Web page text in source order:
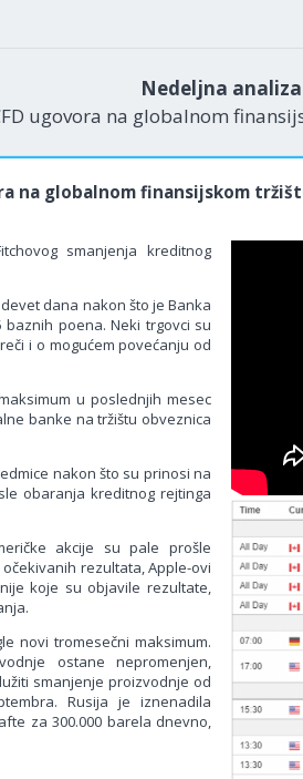
Nedeljna analiza
ugovora na globalnom
na globalnom finansijskom
smanjenja kreditnog
dana nakon što je Banka
poena. Neki trgovci su
i o mogućem povećanju od
u poslednjih mesec
banke na tržištu obveznica
nakon što su prinosi na
obaranja kreditnog rejtinga
akcije su pale prošle
rezultata, Apple-ovi
koje su objavile rezultate,
novi tromesečni maksimum.
ostane nepromenjen,
smanjenje proizvodnje od
Rusija je iznenadila
za 300.000 barela dnevno,